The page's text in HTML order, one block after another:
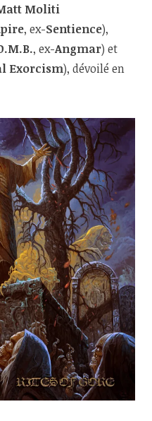
Moliti
, ex-Sentience),
, ex-Angmar) et
Exorcism), dévoilé en